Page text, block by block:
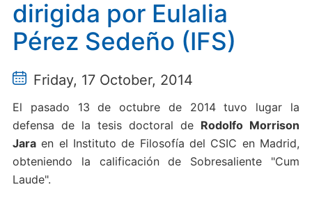
dirigida por Eulalia
Pérez Sedeño (IFS)
Friday, 17 October, 2014
El pasado 13 de octubre de 2014 tuvo lugar la
defensa de la tesis doctoral de Rodolfo Morrison
Jaraen el Instituto de Filosofía del CSIC en Madrid,
obteniendo la calificación de Sobresaliente "Cum
Laude".